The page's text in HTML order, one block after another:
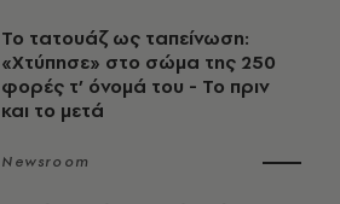
Το τατουάζ ως ταπείνωση:
«Χτύπησε» στο σώμα της 250
φορές τ’ όνομά του - Το πριν
και το μετά
Newsroom